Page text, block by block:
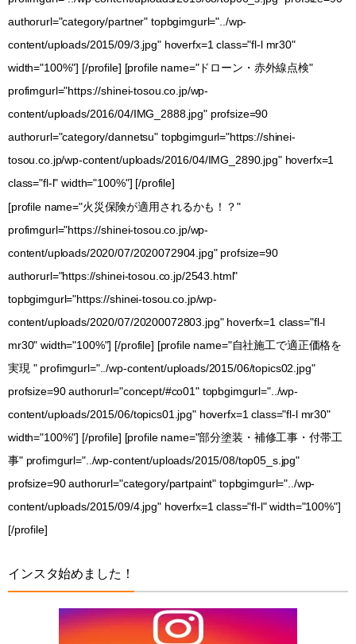
authorurl="category/partner" topbgimgurl="../wp-
content/uploads/2015/09/3.jpg" hoverfx=1 class="fl-l mr30"
width="100%"] [/profile] [profile name="ドローン・赤外線点検"
profimgurl="https://shinei-tosou.co.jp/wp-
content/uploads/2016/04/IMG_2888.jpg" profsize=90
authorurl="category/dannetsu" topbgimgurl="https://shinei-
tosou.co.jp/wp-content/uploads/2016/04/IMG_2890.jpg" hoverfx=1
class="fl-l" width="100%"] [/profile]
[profile name="火災保険が適用されるかも！？"
profimgurl="https://shinei-tosou.co.jp/wp-
content/uploads/2020/07/2020072904.jpg" profsize=90
authorurl="https://shinei-tosou.co.jp/2543.html"
topbgimgurl="https://shinei-tosou.co.jp/wp-
content/uploads/2020/07/20200072803.jpg" hoverfx=1 class="fl-l
mr30" width="100%"] [/profile] [profile name="自社施工で適正価格を
実現 " profimgurl="../wp-content/uploads/2015/06/topics02.jpg"
profsize=90 authorurl="concept/#co01" topbgimgurl="../wp-
content/uploads/2015/06/topics01.jpg" hoverfx=1 class="fl-l mr30"
width="100%"] [/profile] [profile name="部分塗装・補修工事・付帯工
事" profimgurl="../wp-content/uploads/2015/08/top05_s.jpg"
profsize=90 authorurl="category/partpaint" topbgimgurl="../wp-
content/uploads/2015/09/4.jpg" hoverfx=1 class="fl-l" width="100%"]
[/profile]
インスタ始めました！